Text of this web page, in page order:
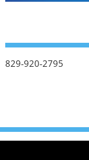
829-920-2795